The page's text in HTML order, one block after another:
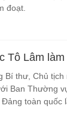
đoạt.
Tô Lâm
Bí thư, Chủ
Ban Thường
toàn quốc